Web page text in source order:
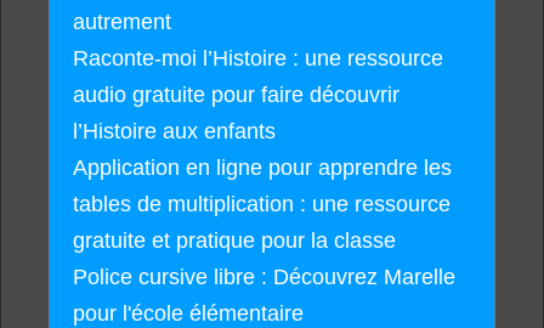
autrement
Raconte-moi l’Histoire : une ressource
audio gratuite pour faire découvrir
l’Histoire aux enfants
Application en ligne pour apprendre les
tables de multiplication : une ressource
gratuite et pratique pour la classe
Police cursive libre : Découvrez Marelle
pour l'école élémentaire